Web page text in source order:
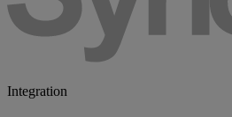
Integration